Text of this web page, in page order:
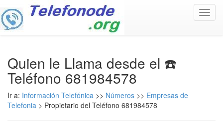
Quien le Llama desde el ☎️
Teléfono 681984578
Ir a: Información Telefónica >> Números >> Empresas de
Telefonia > Propietario del Teléfono 681984578